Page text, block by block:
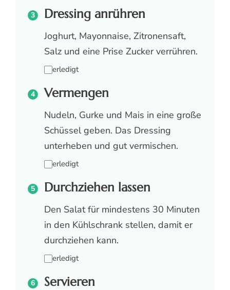
Dressing anrühren
Joghurt, Mayonnaise, Zitronensaft,
Salz und eine Prise Zucker verrühren.
erledigt
Vermengen
Nudeln, Gurke und Mais in eine große
Schüssel geben. Das Dressing
unterheben und gut vermischen.
erledigt
Durchziehen lassen
Den Salat für mindestens 30 Minuten
in den Kühlschrank stellen, damit er
durchziehen kann.
erledigt
Servieren